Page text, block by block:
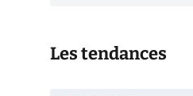
Les tendances